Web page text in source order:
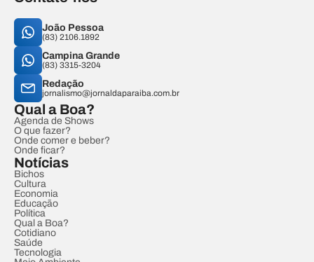
João Pessoa
(83) 2106.1892
Campina Grande
(83) 3315-3204
Redação
jornalismo@jornaldaparaiba.com.br
Qual a Boa?
Agenda de Shows
O que fazer?
Onde comer e beber?
Onde ficar?
Notícias
Bichos
Cultura
Economia
Educação
Política
Qual a Boa?
Cotidiano
Saúde
Tecnologia